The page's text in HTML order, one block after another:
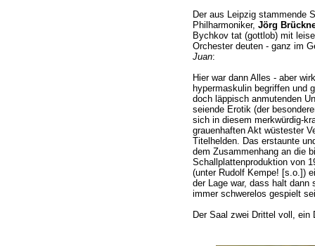
Der aus Leipzig stammende
Philharmoniker, Jörg
Bychkov tat (gottlob) mit
Orchester deuten - ganz im
Juan:
Hier war dann Alles - aber
hypermaskulin begriffen und
doch läppisch anmutenden
seiende Erotik (der
sich in diesem merkwürdig-
grauenhaften Akt wüstester
Titelhelden. Das erstaunte
dem Zusammenhang an die
Schallplattenproduktion von
(unter Rudolf Kempe! [s.o.])
der Lage war, dass halt dann
immer schwerelos gespielt
Der Saal zwei Drittel voll, ein